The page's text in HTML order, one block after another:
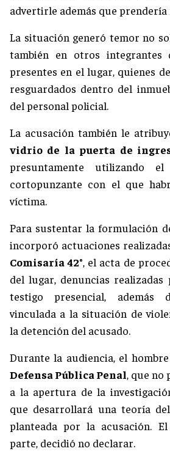
advertirle además que prendería
La situación generó temor no
también en otros integrantes
presentes en el lugar, quienes
resguardados dentro del
del personal policial.
La acusación también le
vidrio de la puerta de
presuntamente utilizando
cortopunzante con el que
víctima.
Para sustentar la formulación
incorporó actuaciones
Comisaría 42°, el acta de
del lugar, denuncias
testigo presencial, además
vinculada a la situación de
la detención del acusado.
Durante la audiencia, el
Defensa Pública Penal, que no
a la apertura de la
que desarrollará una teoría
planteada por la acusación.
parte, decidió no declarar.